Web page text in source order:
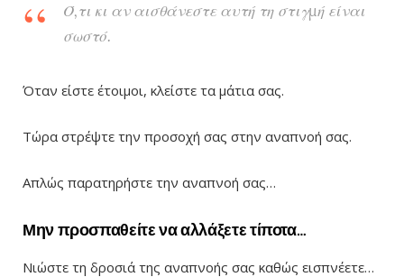
Ό,τι κι αν αισθάνεστε αυτή τη στιγμή είναι
σωστό.
Όταν είστε έτοιμοι, κλείστε τα μάτια σας.
Τώρα στρέψτε την προσοχή σας στην αναπνοή σας.
Απλώς παρατηρήστε την αναπνοή σας…
Μην προσπαθείτε να αλλάξετε τίποτα…
Νιώστε τη δροσιά της αναπνοής σας καθώς εισπνέετε…